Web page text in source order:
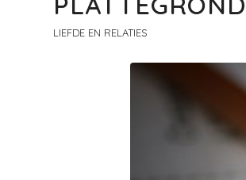
LIEFDE EN RELATIES